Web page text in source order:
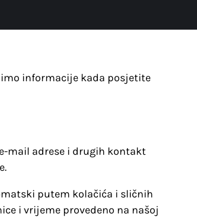
informacije kada posjetite
mail adrese i drugih kontakt
putem kolačića i sličnih
i vrijeme provedeno na našoj